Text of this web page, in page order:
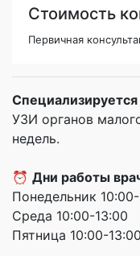
Стоимость
Первичная
УЗИ органов
недель.
⏰ Дни работы
Понедельник
Среда 10:00-13:00
Пятница 10:00-13:00